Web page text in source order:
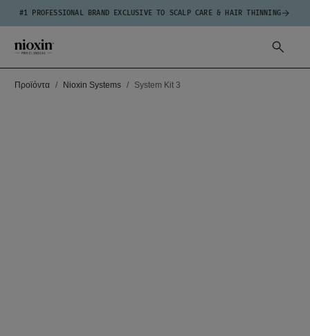
#1 PROFESSIONAL BRAND EXCLUSIVE TO SCALP CARE & HAIR THINNING
Προϊόντα Nioxin Systems System Kit 3